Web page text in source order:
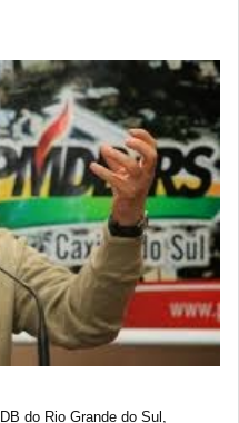
do Rio Grande do Sul,